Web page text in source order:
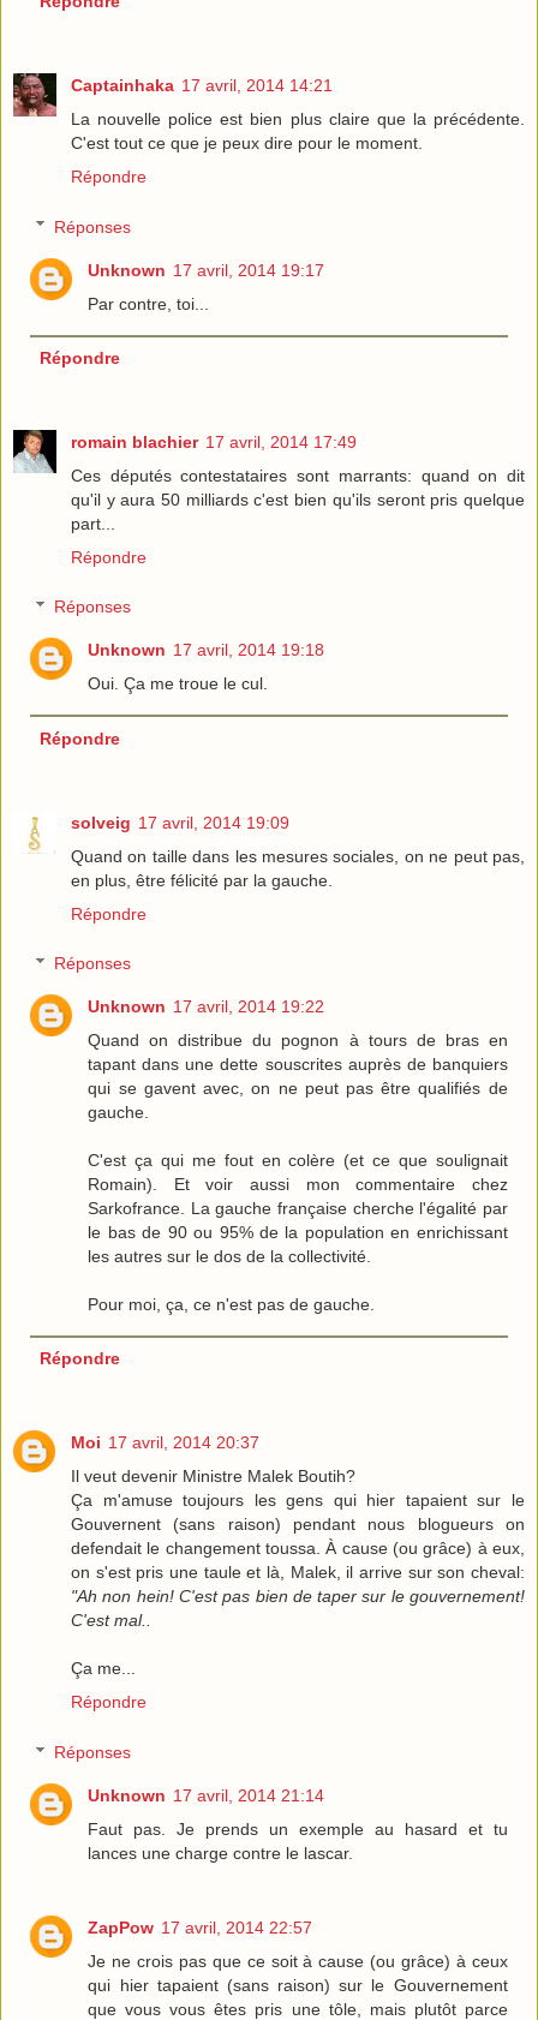
Captainhaka 17 avril, 2014 14:21
La nouvelle police est bien plus claire que la précédente.
C'est tout ce que je peux dire pour le moment.
Répondre
Réponses
Unknown 17 avril, 2014 19:17
Par contre, toi...
Répondre
romain blachier 17 avril, 2014 17:49
Ces députés contestataires sont marrants: quand on dit
qu'il y aura 50 milliards c'est bien qu'ils seront pris quelque
part...
Répondre
Réponses
Unknown 17 avril, 2014 19:18
Oui. Ça me troue le cul.
Répondre
solveig 17 avril, 2014 19:09
Quand on taille dans les mesures sociales, on ne peut pas,
en plus, être félicité par la gauche.
Répondre
Réponses
Unknown 17 avril, 2014 19:22
Quand on distribue du pognon à tours de bras en
tapant dans une dette souscrites auprès de banquiers
qui se gavent avec, on ne peut pas être qualifiés de
gauche.
C'est ça qui me fout en colère (et ce que soulignait
Romain). Et voir aussi mon commentaire chez
Sarkofrance. La gauche française cherche l'égalité par
le bas de 90 ou 95% de la population en enrichissant
les autres sur le dos de la collectivité.
Pour moi, ça, ce n'est pas de gauche.
Répondre
Moi 17 avril, 2014 20:37
Il veut devenir Ministre Malek Boutih?
Ça m'amuse toujours les gens qui hier tapaient sur le
Gouvernent (sans raison) pendant nous blogueurs on
defendait le changement toussa. À cause (ou grâce) à eux,
on s'est pris une taule et là, Malek, il arrive sur son cheval:
"Ah non hein! C'est pas bien de taper sur le gouvernement!
C'est mal..
Ça me...
Répondre
Réponses
Unknown 17 avril, 2014 21:14
Faut pas. Je prends un exemple au hasard et tu
lances une charge contre le lascar.
ZapPow 17 avril, 2014 22:57
Je ne crois pas que ce soit à cause (ou grâce) à ceux
qui hier tapaient (sans raison) sur le Gouvernement
que vous vous êtes pris une tôle, mais plutôt parce